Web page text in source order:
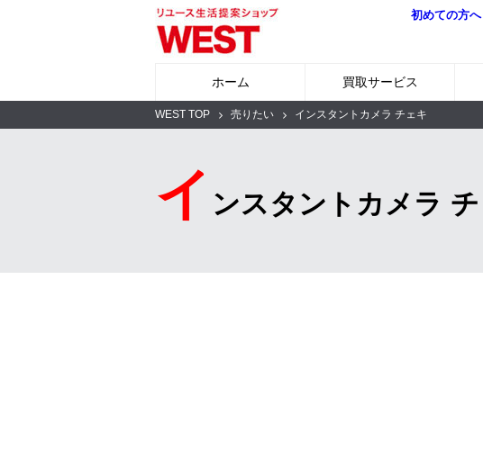
初めての方へ
ホーム 買取サービス
WEST TOP 売りたい インスタントカメラ チェキ
イ ンスタントカメラ